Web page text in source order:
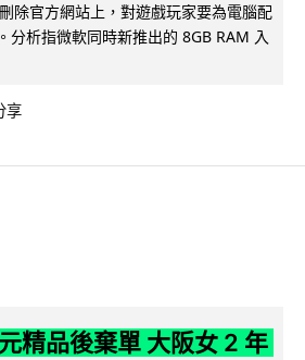
除官方網站上，對遊戲玩家要為電腦配
分析指微軟同時新推出的 8GB RAM 入
享
精品後棄單 大阪女 2 年